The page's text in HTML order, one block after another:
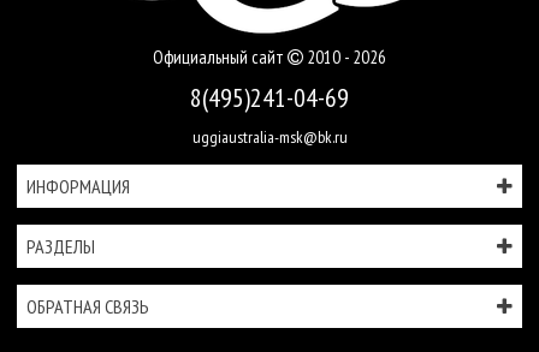
Официальный сайт 2010 - 2026
8(495)241-04-69
uggiaustralia-msk@bk.ru
ИНФОРМАЦИЯ
РАЗДЕЛЫ
ОБРАТНАЯ СВЯЗЬ